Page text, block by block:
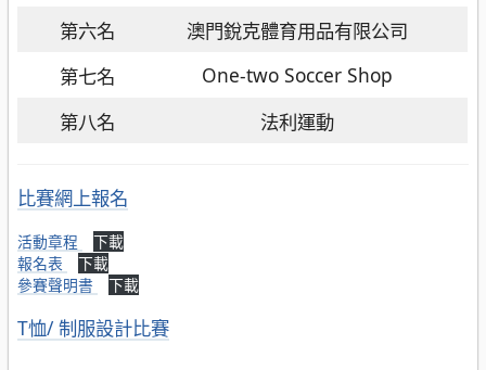
第六名
澳門銳克體育用品有限公司
第七名
One-two Soccer Shop
第八名
法利運動
比賽網上報名
活動章程
下載
報名表
下載
參賽聲明書
下載
分
T恤/ 制服設計比賽